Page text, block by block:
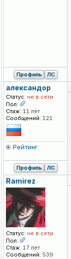
Профиль ЛС
александор
Статус: не в сети
Пол:
Стаж: 11 лет
Сообщений: 121
Рейтинг
Профиль ЛС
Ramirez
Статус: не в сети
Пол:
Стаж: 17 лет
Сообщений: 539